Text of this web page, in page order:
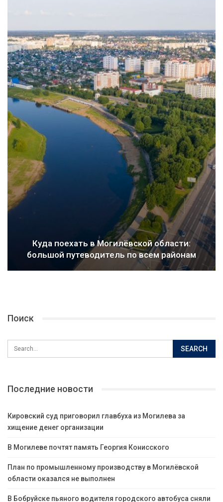
Куда поехать в Могилёвской области:
большой путеводитель по всем районам
Поиск
Последние новости
Кировский суд приговорил главбуха из Могилева за
хищение денег организации
В Могилеве почтят память Георгия Конисского
План по промышленному производству в Могилёвской
области оказался не выполнен
В Бобруйске пьяного водителя городского автобуса сняли